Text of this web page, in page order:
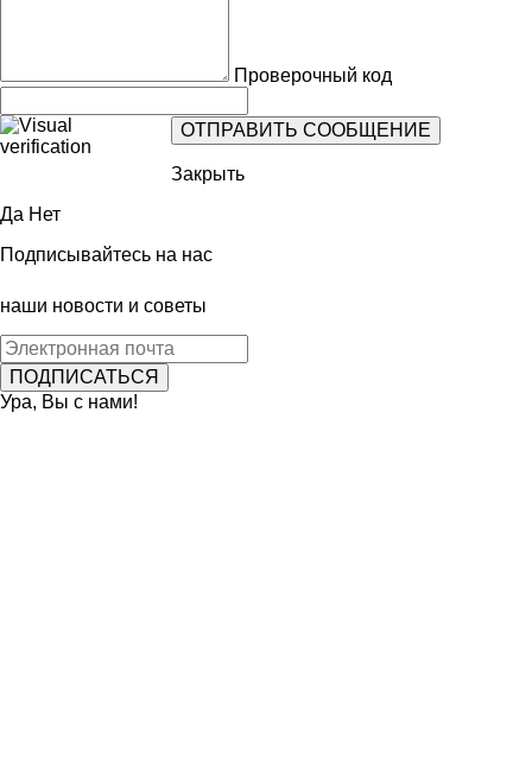
Проверочный код
Закрыть
Да Нет
Подписывайтесь на нас
наши новости и советы
Ура, Вы с нами!